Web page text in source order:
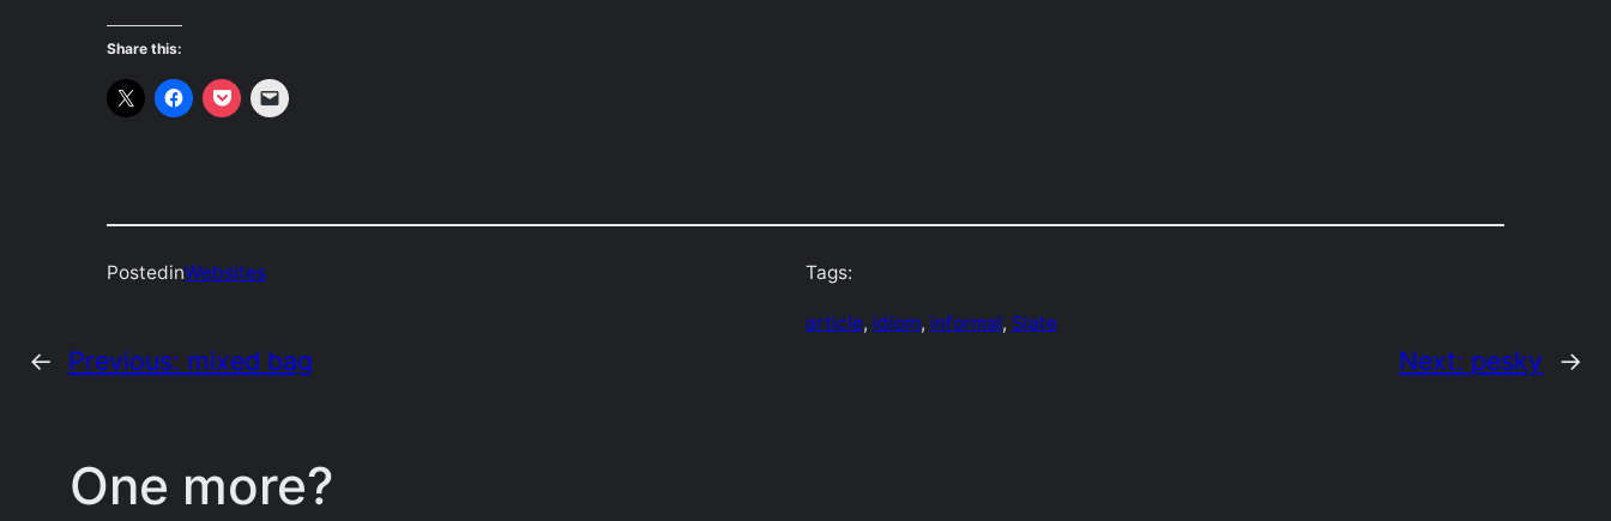
Share this:
PostedinWebsites Tags:
article, idiom, informal, Slate
← Previous: mixed bag Next: pesky →
One more?